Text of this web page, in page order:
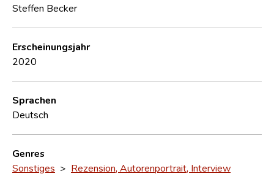
Steffen Becker
Erscheinungsjahr
2020
Sprachen
Deutsch
Genres
Sonstiges > Rezension, Autorenportrait, Interview